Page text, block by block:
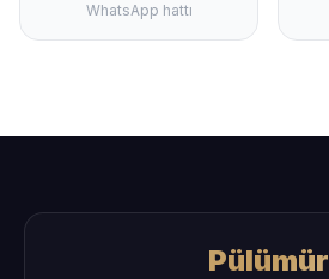
WhatsApp hattı
Pülümür